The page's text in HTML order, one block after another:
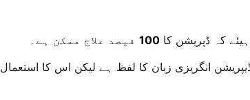
کہ ڈپریشن کا 100 فیصد علاج ممکن ہے۔
انگریزی زبان کا لفظ ہے لیکن اس کا